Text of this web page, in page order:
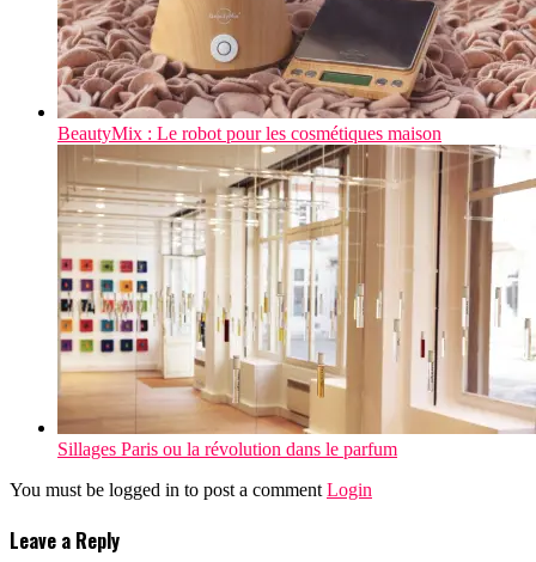
BeautyMix : Le robot pour les cosmétiques maison
Sillages Paris ou la révolution dans le parfum
You must be logged in to post a comment Login
Leave a Reply